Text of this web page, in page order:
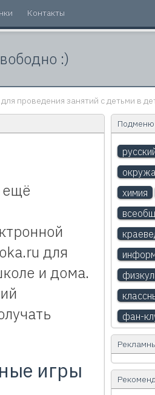
Контакты
:)
проведения занятий с детьми в
для
и дома.
игры
Подменю
химия
фан-